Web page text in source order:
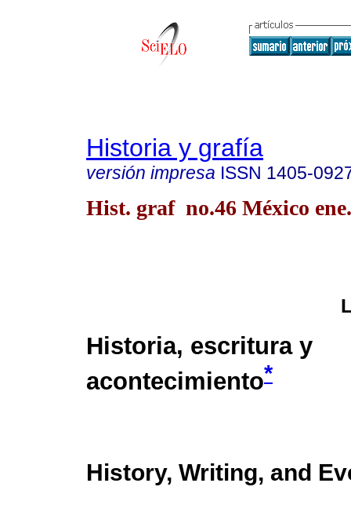
Historia y grafía
versión impresa ISSN 1405-
Hist. graf no.46 México
Historia, escritura y
acontecimiento*
History, Writing, and